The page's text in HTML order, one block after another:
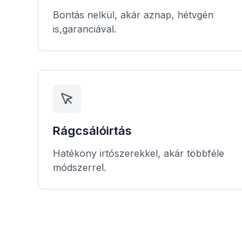
Bontás nelkül, akár aznap, hétvgén
is,garanciával.
Rágcsálóirtás
Hatékony irtószerekkel, akár többféle
módszerrel.